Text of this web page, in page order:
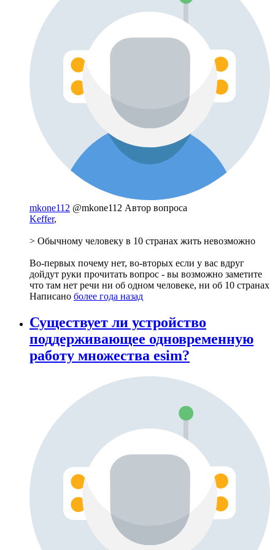
mkone112 @mkone112 Автор вопроса
Keffer,
> Обычному человеку в 10 странах жить невозможно
Во-первых почему нет, во-вторых если у вас вдруг
дойдут руки прочитать вопрос - вы возможно заметите
что там нет речи ни об одном человеке, ни об 10 странах
Написано более года назад
Существует ли устройство
поддерживающее одновременную
работу множества esim?